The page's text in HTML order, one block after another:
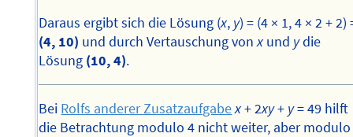
Daraus ergibt sich die Lösung (x, y) = (4 × 1, 4 × 2 + 2)
(4, 10) und durch Vertauschung vonxund ydie
Lösung (10, 4).
Bei Rolfs anderer Zusatzaufgabe x+ 2xy+ y= 49 hilft
die Betrachtung modulo 4 nicht weiter, aber modulo